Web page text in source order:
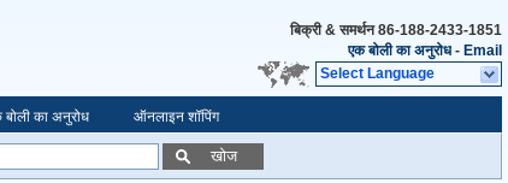
बिक्री & समर्थन86-188-2433-1851
एक बोली का अनुरोध - Email
Select Language
बोली का अनुरोध ऑनलाइन शॉपिंग
खोज